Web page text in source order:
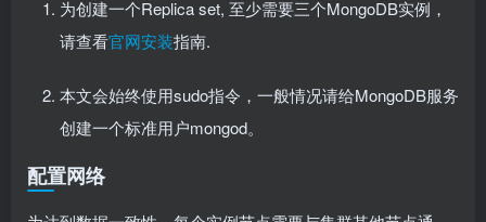
为创建一个Replica set, 至少需要三个MongoDB实例，
请查看官网安装指南.
本文会始终使用sudo指令，一般情况请给MongoDB服务
创建一个标准用户mongod。
配置网络